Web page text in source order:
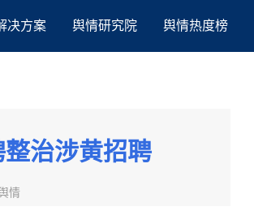
决方案 舆情研究院 舆情热度榜
治涉黄招聘
情